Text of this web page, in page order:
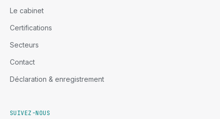
Le cabinet
Certifications
Secteurs
Contact
Déclaration & enregistrement
SUIVEZ-NOUS